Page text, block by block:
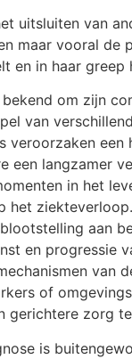
uitsluiten van
maar vooral
en in haar greep
om zijn
van
langzamer
in het
aan
en progressie
of
zorg
is